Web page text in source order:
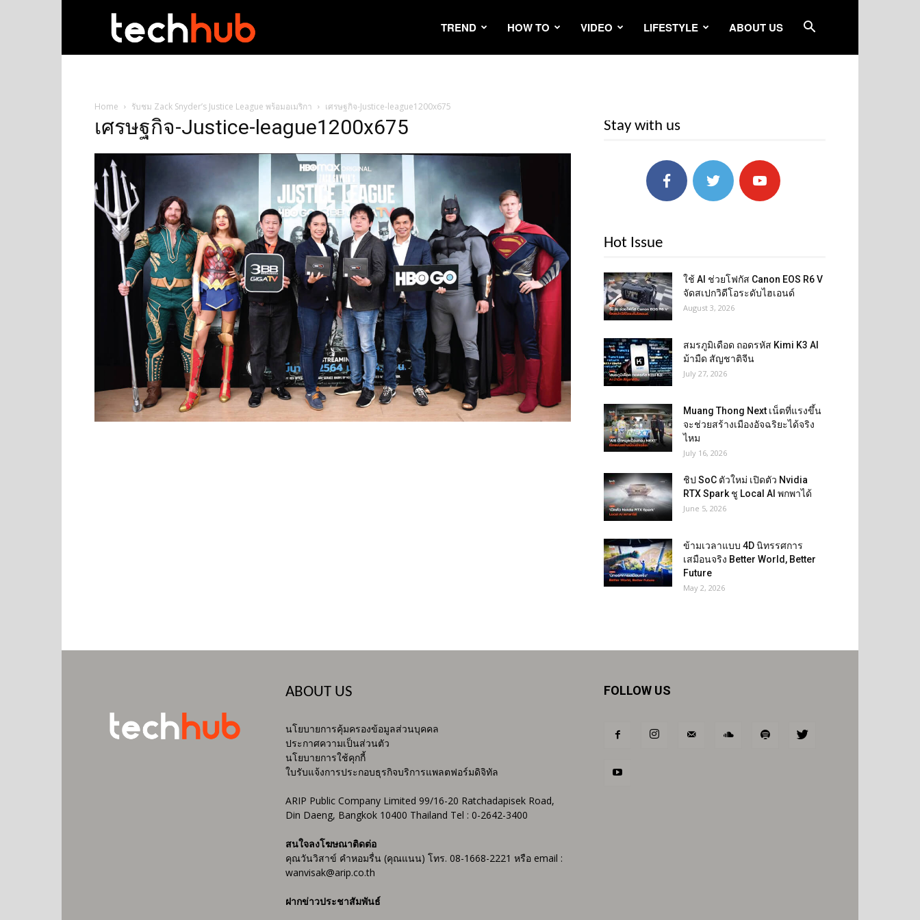
TREND HOW TO VIDEO LIFESTYLE ABOUT US
Home รับชม Zack Snyder’s Justice League พร้อมอเมริกา เศรษฐกิจ-Justice-league1200x675
เศรษฐกิจ-Justice-league1200x675 Stay with us
Hot Issue
ใช้ AI ช่วยโฟกัส Canon EOS R6 V
จัดสเปกวิดีโอระดับไฮเอนด์
August 3, 2026
สมรภูมิเดือด ถอดรหัส Kimi K3 AI
ม้ามืด สัญชาติจีน
July 27, 2026
Muang Thong Next เน็ตที่แรงขึ้น
จะช่วยสร้างเมืองอัจฉริยะได้จริง
ไหม
July 16, 2026
ชิป SoC ตัวใหม่ เปิดตัว Nvidia
RTX Spark ชู Local AI พกพาได้
June 5, 2026
ข้ามเวลาแบบ 4D นิทรรศการ
เสมือนจริง Better World, Better
Future
May 2, 2026
ABOUT US
นโยบายการคุ้มครองข้อมูลส่วนบุคคล
ประกาศความเป็นส่วนตัว
นโยบายการใช้คุกกี้
ใบรับแจ้งการประกอบธุรกิจบริการแพลตฟอร์มดิจิทัล
ARIP Public Company Limited 99/16-20 Ratchadapisek Road,
Din Daeng, Bangkok 10400 Thailand Tel : 0-2642-3400
สนใจลงโฆษณาติดต่อ
คุณวันวิสาข์ คำหอมรื่น (คุณแนน) โทร. 08-1668-2221 หรือ email :
wanvisak@arip.co.th
ฝากข่าวประชาสัมพันธ์
FOLLOW US